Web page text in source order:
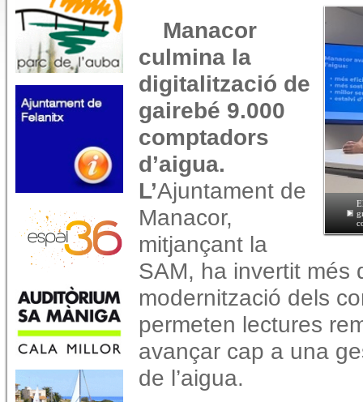
Manacor
culmina la
digitalització de
gairebé 9.000
comptadors
d’aigua.
L’Ajuntament de
Manacor,
mitjançant la
SAM, ha invertit més
modernització dels
permeten lectures
avançar cap a una
de l’aigua.